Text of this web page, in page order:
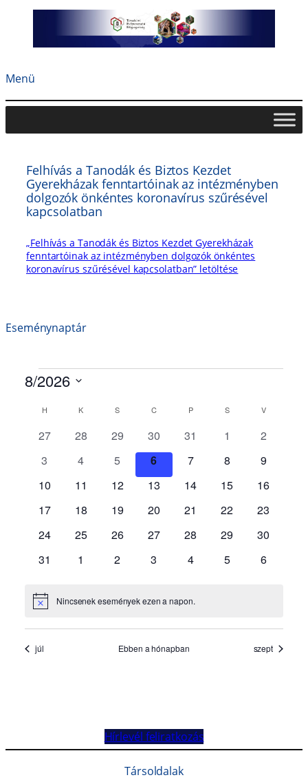
Menü
Felhívás a Tanodák és Biztos Kezdet
Gyerekházak fenntartóinak az intézményben
dolgozók önkéntes koronavírus szűrésével
kapcsolatban
„Felhívás a Tanodák és Biztos Kezdet Gyerekházak
fenntartóinak az intézményben dolgozók önkéntes
koronavírus szűrésével kapcsolatban” letöltése
Eseménynaptár
Hírlevél feliratkozás
Társoldalak